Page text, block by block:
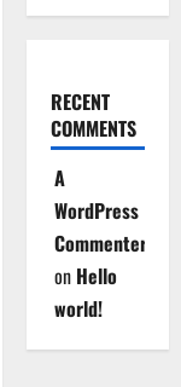
RECENT
COMMENTS
A
WordPress
Commenter
on Hello
world!